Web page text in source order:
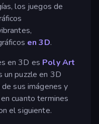
los juegos de
en 3D.
en 3D es Poly Art
un puzzle en 3D
sus imágenes y
cuanto termines
el siguiente.